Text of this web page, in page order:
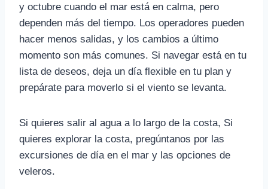
y octubre cuando el mar está en calma, pero
dependen más del tiempo. Los operadores pueden
hacer menos salidas, y los cambios a último
momento son más comunes. Si navegar está en tu
lista de deseos, deja un día flexible en tu plan y
prepárate para moverlo si el viento se levanta.
Si quieres salir al agua a lo largo de la costa, Si
quieres explorar la costa, pregúntanos por las
excursiones de día en el mar y las opciones de
veleros.